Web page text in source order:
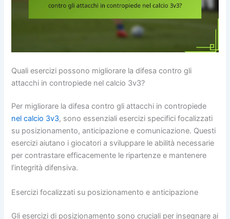
Quali esercizi possono migliorare la difesa contro gli
attacchi in contropiede nel calcio 3v3?
Per migliorare la difesa contro gli attacchi in contropiede
nel calcio 3v3, sono essenziali esercizi specifici focalizzati
su posizionamento, anticipazione e comunicazione. Questi
esercizi aiutano i giocatori a sviluppare le abilità necessarie
per contrastare efficacemente le ripartenze e mantenere
l’integrità difensiva.
Esercizi focalizzati su posizionamento e anticipazione
Gli esercizi di posizionamento sono cruciali per insegnare ai